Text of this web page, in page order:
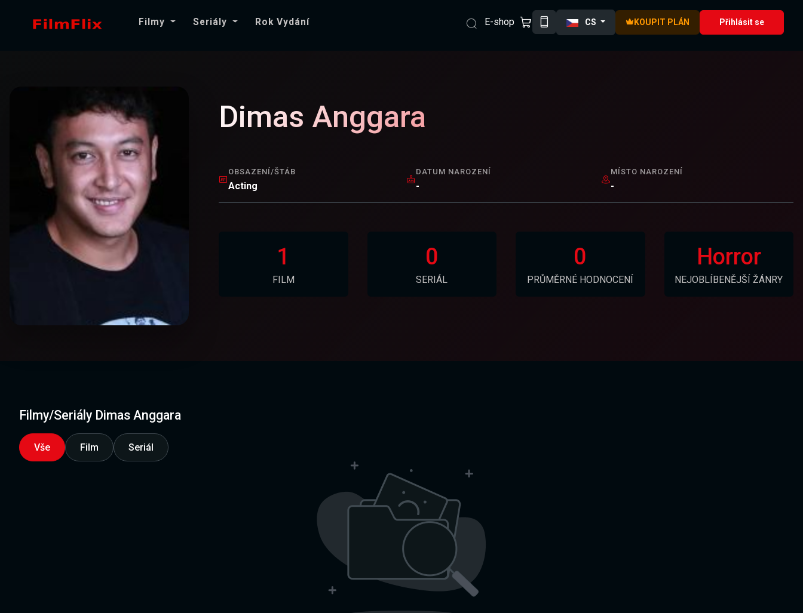
Filmy Seriály Rok Vydání E-shop CS KOUPIT PLÁN Přihlásit se
Dimas Anggara
OBSAZENÍ/ŠTÁB
Acting
DATUM NAROZENÍ
-
MÍSTO NAROZENÍ
-
1
FILM
0
SERIÁL
0
PRŮMĚRNÉ HODNOCENÍ
Horror
NEJOBLÍBENĚJŠÍ ŽÁNRY
Filmy/Seriály Dimas Anggara
Vše Film Seriál